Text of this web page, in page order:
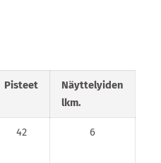
Pisteet
Näyttelyiden
lkm.
42 6